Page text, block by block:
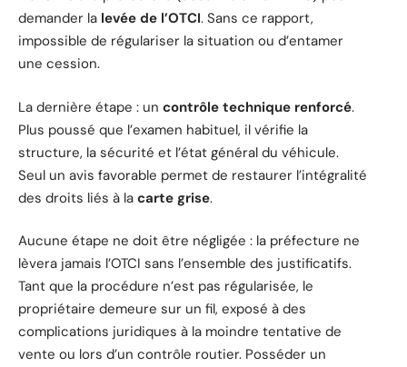
demander la levée de l’OTCI. Sans ce rapport,
impossible de régulariser la situation ou d’entamer
une cession.
La dernière étape : un contrôle technique renforcé.
Plus poussé que l’examen habituel, il vérifie la
structure, la sécurité et l’état général du véhicule.
Seul un avis favorable permet de restaurer l’intégralité
des droits liés à la carte grise.
Aucune étape ne doit être négligée : la préfecture ne
lèvera jamais l’OTCI sans l’ensemble des justificatifs.
Tant que la procédure n’est pas régularisée, le
propriétaire demeure sur un fil, exposé à des
complications juridiques à la moindre tentative de
vente ou lors d’un contrôle routier. Posséder un